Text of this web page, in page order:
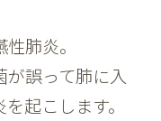
肺炎。
誤って肺に入
起こします。